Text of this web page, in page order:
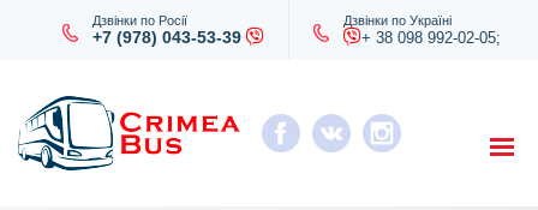
Дзвінки по Росії
+7 (978) 043-53-39
Дзвінки по Україні
+ 38 098 992-02-05;